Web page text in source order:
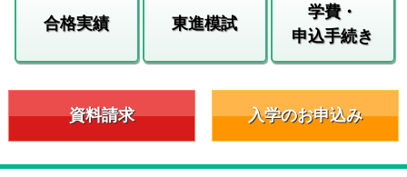
合格実績 東進模試
学費・
申込手続き
資料請求 入学のお申込み